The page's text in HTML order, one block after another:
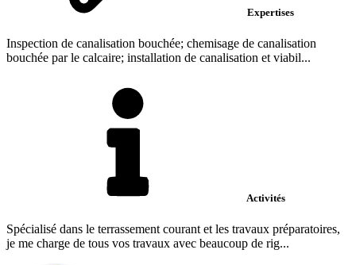
Expertises
Inspection de canalisation bouchée; chemisage de canalisation
bouchée par le calcaire; installation de canalisation et viabil...
Activités
Spécialisé dans le terrassement courant et les travaux préparatoires,
je me charge de tous vos travaux avec beaucoup de rig...